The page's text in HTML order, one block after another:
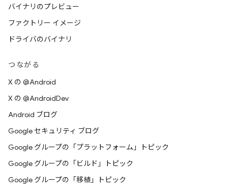
バイナリのプレビュー
ファクトリー イメージ
ドライバのバイナリ
つながる
X の @Android
X の @AndroidDev
Android ブログ
Google セキュリティ ブログ
Google グループの「プラットフォーム」トピック
Google グループの「ビルド」トピック
Google グループの「移植」トピック